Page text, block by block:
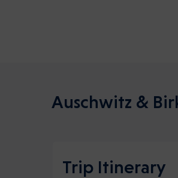
Auschwitz &
Trip Itinerary